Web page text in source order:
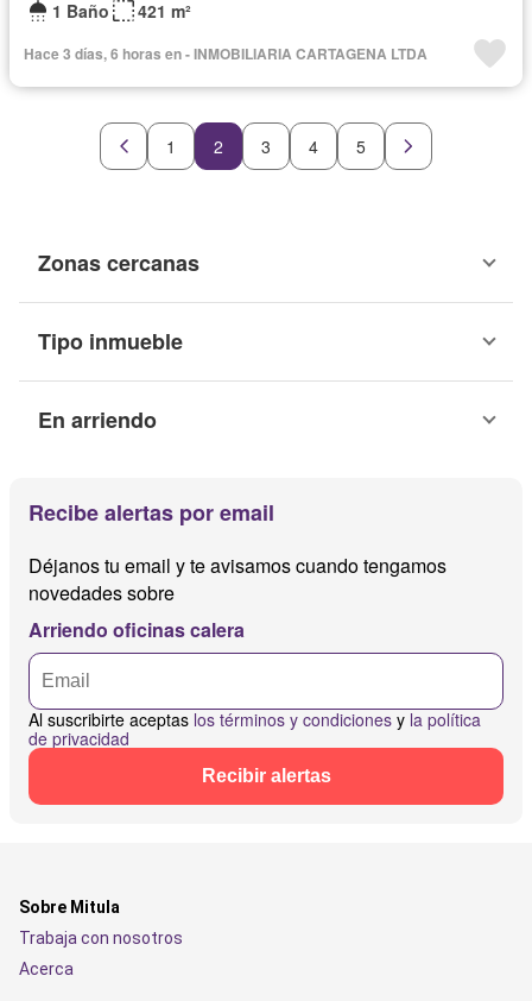
1 Baño
421 m²
Hace 3 días, 6 horas en - INMOBILIARIA CARTAGENA LTDA
1 2 3 4 5
Zonas cercanas
Tipo inmueble
En arriendo
Recibe alertas por email
Déjanos tu email y te avisamos cuando tengamos
novedades sobre
Arriendo oficinas calera
Al suscribirte aceptas los términos y condiciones y la política
de privacidad
Recibir alertas
Sobre Mitula
Trabaja con nosotros
Acerca